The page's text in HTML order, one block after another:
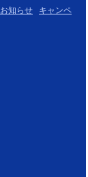
お知らせ
キャンペ